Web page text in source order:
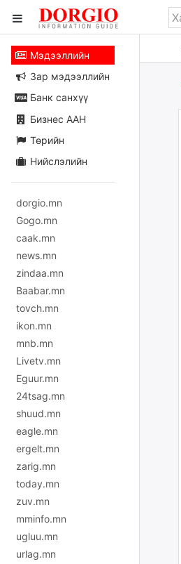
Мэдээллийн
Зар мэдээллийн
Банк санхүү
Бизнес ААН
Төрийн
Нийслэлийн
dorgio.mn
Gogo.mn
caak.mn
news.mn
zindaa.mn
Baabar.mn
tovch.mn
ikon.mn
mnb.mn
Livetv.mn
Eguur.mn
24tsag.mn
shuud.mn
eagle.mn
ergelt.mn
zarig.mn
today.mn
zuv.mn
mminfo.mn
ugluu.mn
urlag.mn